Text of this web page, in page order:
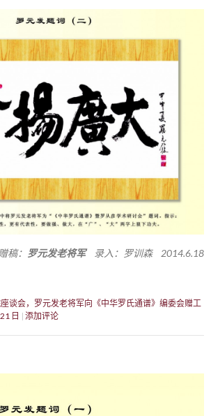
稿： 罗元发老将军录入：罗训森 2014.6.18
谈会，罗元发老将军向《中华罗氏通谱》编委会赠工
日 添加评论